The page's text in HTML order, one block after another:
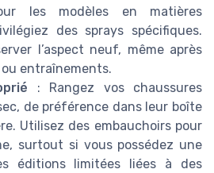
les modèles en matières
des sprays spécifiques.
l’aspect neuf, même après
entraînements.
: Rangez vos chaussures
de préférence dans leur boîte
Utilisez des embauchoirs pour
surtout si vous possédez une
éditions limitées liées à des